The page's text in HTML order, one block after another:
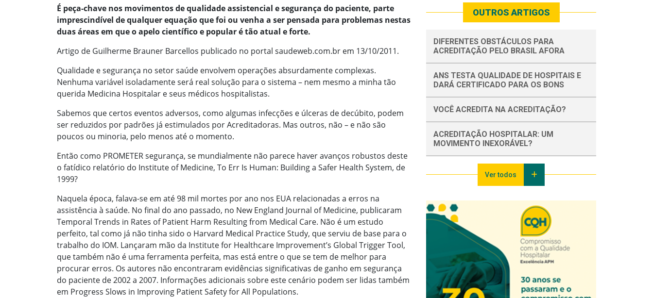
É peça-chave nos movimentos de qualidade assistencial e segurança do paciente, parte
imprescindível de qualquer equação que foi ou venha a ser pensada para problemas nestas
duas áreas em que o apelo científico e popular é tão atual e forte.
Artigo de Guilherme Brauner Barcellos publicado no portal saudeweb.com.br em 13/10/2011.
Qualidade e segurança no setor saúde envolvem operações absurdamente complexas.
Nenhuma variável isoladamente será real solução para o sistema – nem mesmo a minha tão
querida Medicina Hospitalar e seus médicos hospitalistas.
Sabemos que certos eventos adversos, como algumas infecções e úlceras de decúbito, podem
ser reduzidos por padrões já estimulados por Acreditadoras. Mas outros, não – e não são
poucos ou minoria, pelo menos até o momento.
Então como PROMETER segurança, se mundialmente não parece haver avanços robustos deste
o fatídico relatório do Institute of Medicine, To Err Is Human: Building a Safer Health System, de
1999?
Naquela época, falava-se em até 98 mil mortes por ano nos EUA relacionadas a erros na
assistência à saúde. No final do ano passado, no New England Journal of Medicine, publicaram
Temporal Trends in Rates of Patient Harm Resulting from Medical Care. Não é um estudo
perfeito, tal como já não tinha sido o Harvard Medical Practice Study, que serviu de base para o
trabalho do IOM. Lançaram mão da Institute for Healthcare Improvement’s Global Trigger Tool,
que também não é uma ferramenta perfeita, mas está entre o que se tem de melhor para
procurar erros. Os autores não encontraram evidências significativas de ganho em segurança
do paciente de 2002 a 2007. Informações adicionais sobre este cenário podem ser lidas também
em Progress Slows in Improving Patient Safety for All Populations.
OUTROS ARTIGOS
DIFERENTES OBSTÁCULOS PARA
ACREDITAÇÃO PELO BRASIL AFORA
ANS TESTA QUALIDADE DE HOSPITAIS E
DARÁ CERTIFICADO PARA OS BONS
VOCÊ ACREDITA NA ACREDITAÇÃO?
ACREDITAÇÃO HOSPITALAR: UM
MOVIMENTO INEXORÁVEL?
Ver todos